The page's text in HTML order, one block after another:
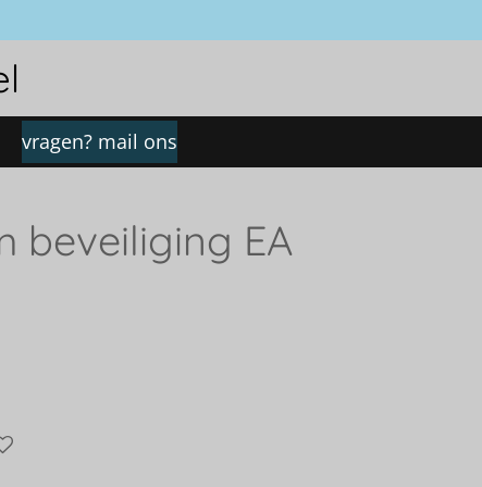
vragen? mail ons
beveiliging EA